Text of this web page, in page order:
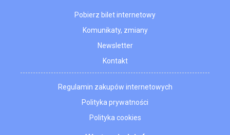
Pobierz bilet internetowy
Komunikaty, zmiany
Newsletter
Kontakt
Regulamin zakupów internetowych
Polityka prywatności
Polityka cookies